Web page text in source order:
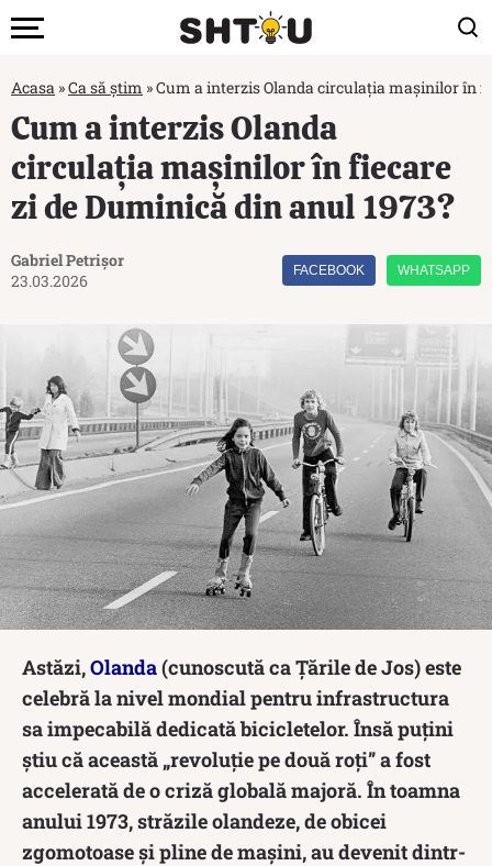
Acasa »Ca să știm »Cum a interzis Olanda circulația mașinilor în
Cum a interzis Olanda
circulația mașinilor în fiecare
zi de Duminică din anul 1973?
Gabriel Petrișor
23.03.2026
FACEBOOK WHATSAPP
Astăzi,Olanda(cunoscută ca Țările de Jos) este
celebră la nivel mondial pentru infrastructura
sa impecabilă dedicată bicicletelor. Însă puțini
știu că această „revoluție pe două roți” a fost
accelerată de o criză globală majoră. În toamna
anului 1973, străzile olandeze, de obicei
zgomotoase și pline de mașini, au devenit dintr-